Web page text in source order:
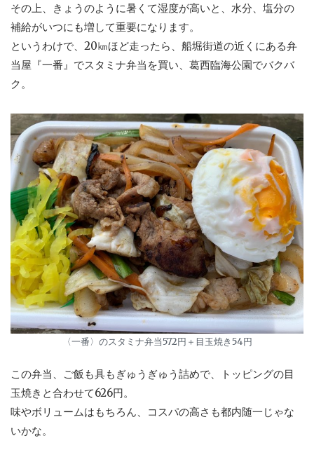
その上、きょうのように暑くて湿度が高いと、水分、塩分の
補給がいつにも増して重要になります。
というわけで、20㎞ほど走ったら、船堀街道の近くにある弁
当屋『一番』でスタミナ弁当を買い、葛西臨海公園でバクバ
ク。
〈一番〉のスタミナ弁当572円＋目玉焼き54円
この弁当、ご飯も具もぎゅうぎゅう詰めで、トッピングの目
玉焼きと合わせて626円。
味やボリュームはもちろん、コスパの高さも都内随一じゃな
いかな。